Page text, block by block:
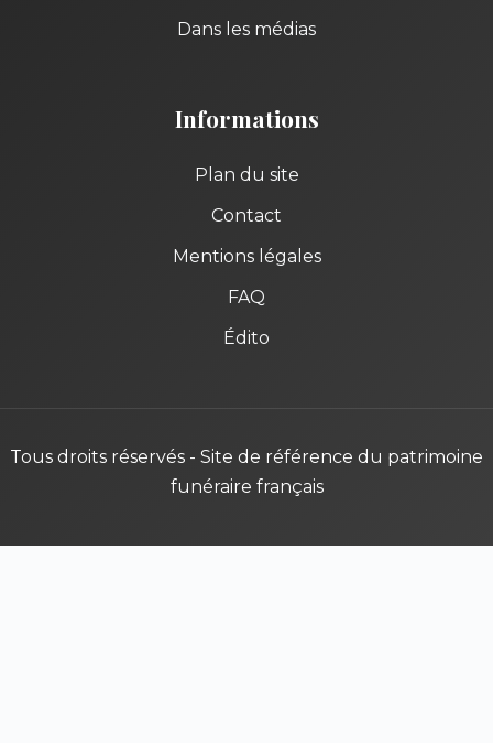
Dans les médias
Informations
Plan du site
Contact
Mentions légales
FAQ
Édito
Tous droits réservés - Site de référence du patrimoine
funéraire français